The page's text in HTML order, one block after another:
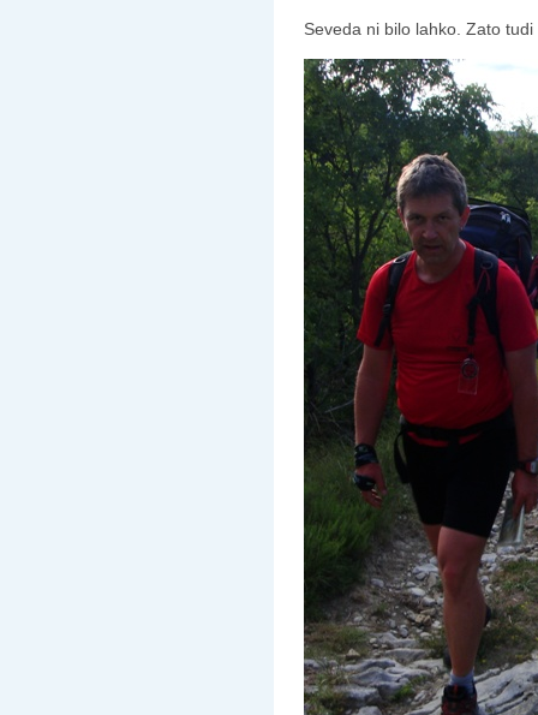
Seveda ni bilo lahko. Zato